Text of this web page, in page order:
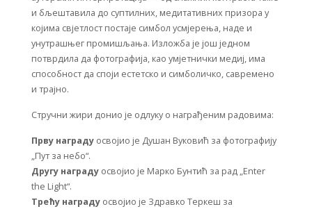
и бљештавила до суптилних, медитативних призора у
којима свјетлост постаје симбол усмјерења, наде и
унутрашњег промишљања. Изложба је још једном
потврдила да фотографија, као умјетнички медиј, има
способност да споји естетско и симболичко, савремено
и трајно.
Стручни жири донио је одлуку о награђеним радовима:
Прву награду освојио је Душан Вуковић за фотографију
„Пут за небо“.
Другу награду освојио је Марко Бунтић за рад „Enter
the Light“.
Трећу награду освојио је Здравко Теркеш за